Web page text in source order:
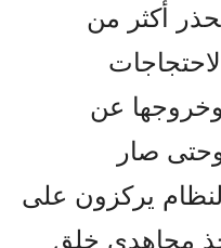
أکثر من
وخروجها عن
صار
يرکزون على
مجاهدي خلق